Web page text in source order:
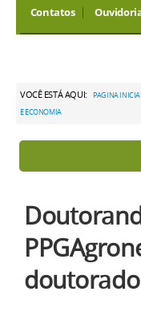
Contatos
VOCÊ ESTÁ AQUI: PAGINA
E ECONOMIA